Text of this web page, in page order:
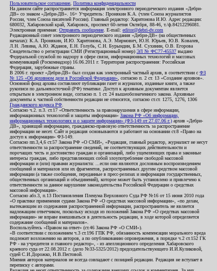
Пользовательское соглашение Политика конфиденциальности
На данном сайте распространяется информация электронного периодического издания «Дебри-
ДВ» со знаком «Дебри-ДВ». 16+ Учредитель: Пронякин К.А. (член Союза журналистов
России, член Союза писателей России). Главный редактор: Харитонова И.Ю. Адрес редакции:
680032, Хабаровский край, Хабаровск, проспект 60-летия Октября, 88-46, т./ф.84212296081.
Электронная приемная: Отправить сообщение . E-mail: editor@debri-dv.com
Редакционный совет электронного периодического издания «Дебри-ДВ» (на общественных
началах): К.А. Пронякин, И.Ю. Харитонова, А.Э. Мирмович, Ю.Н. Юрьев, Ю.В. Ковалев,
Л.Н. Левина, А.Ю. Жданов, Е.Н. Голубь, С.Н. Бурындин, Б.М. Сухинин, О.В. Егорова
Свидетельство о регистрации СМИ (Регистрационный номер) ЭЛ № ФС77-45537 выдано
Федеральной службой по надзору в сфере связи, информационных технологий и массовых
коммуникаций (Роскомнадзор) 16.06.2011 г. Территория распространения: Российская
Федерация, зарубежные страны.
В 2006 г. проект «Дебри-ДВ» был создан как электронный частный архив, в соответствии с ФЗ
№ 125 «Об архивном деле в Российской Федерации» , согласно п. 2 ст. 13 «Создание архивов».
Основной фонд архива составляют публикации газет и журналов, изданные книги, а также
рукописи по дальневосточной (РФ) тематике. Доступ к архивным документам является
открытым в электронном виде, согласно п. 1 ст. 24 вышеобозначенного закона. Архивные
документы к частной собственности редакции не относятся, согласно ст.ст. 1275, 1276, 1306
Гражданского кодекса РФ
Согласно ч.2. п.3. ст.17 «Ответственность за правонарушения в сфере информации,
информационных технологий и защиты информации» Закона РФ «Об информации,
информационных технологиях и о защите информации» (ФЗ-149 от 27.07.06 г.) архив «Дебри-
ДВ», хранящий информацию, гражданско-правовую ответственность за распространение
информации не несет. Сайт и редакция основываются и работают на основании ст.8 «Право на
доступ к информации» ФЗ-149.
Согласно пп.3,4,6 ст.57 Закона РФ «О СМИ», «Редакция, главный редактор, журналист не несут
ответственности за распространение сведений, не соответствующих действительности и
порочащих честь и достоинство граждан и организаций, либо ущемляющих права и законные
интересы граждан, либо представляющих собой злоупотребление свободой массовой
информации и (или) правами журналиста: ...если они являются дословным воспроизведением
сообщений и материалов или их фрагментов, распространенных другим средством массовой
информации (а также сообщения, переданные в пресс-релизах и информация государственных,
общественных организаций и объединений), которое может быть установлено и привлечено к
ответственности за данное нарушение законодательства Российской Федерации о средствах
массовой информации».
Согласно абз.3, п.13 Постановления Пленума Верховного Суда РФ №16 от 15 июня 2010 года
«О практике применения судами Закона РФ «О средствах массовой информации», «по делам,
вытекающим из содержания распространенной информации, распространитель не является
надлежащим ответчиком, поскольку исходя из положений Закона РФ «О средствах массовой
информации» не вправе вмешиваться в деятельность редакции, в ходе которой определяется
содержание сообщений и материалов».
Воспользуйтесь «Правом на ответ» (ст.46 Закона РФ «О СМИ»).
«В соответствии с положением ч.3 ст.196 ГПК РФ, обязанность компенсации морального вреда
подлежит возложению на авторов, а по опубликованию опровержения, в порядке ч.2 ст.152 ГК
РФ - на учредителя и главного редактор», - из апелляционного определения Хабаровского
краевого суда от 22.08.2012 г. (дело №33-5325/2012) председательствующего И.И.Куликовой,
судей С.И.Дорожко, Н.В.Пестовой.
Мнения авторов материалов не всегда совпадают с позицией редакции. Редакция не вступает в
переписку с авторами.